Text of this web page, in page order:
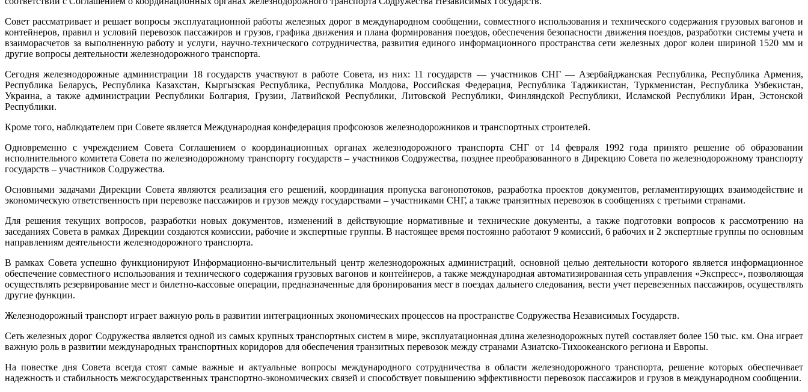
создания
по
железнодорожному
транспорту
государств
участников
Содружества
Совет рассматривает и решает вопросы эксплуатационной работы железных дорог в международном сообщении, совместного использования и технического содержания грузовых вагонов и
контейнеров, правил и условий перевозок пассажиров и грузов, графика движения и плана формирования поездов, обеспечения безопасности движения поездов, разработки системы учета и
взаиморасчетов за выполненную работу и услуги, научно-технического сотрудничества, развития единого информационного пространства сети железных дорог колеи шириной 1520 мм и
другие вопросы деятельности железнодорожного транспорта.
Сегодня железнодорожные администрации 18 государств участвуют в работе Совета, из них: 11 государств — участников СНГ — Азербайджанская Республика, Республика Армения,
Республика Беларусь, Республика Казахстан, Кыргызская Республика, Республика Молдова, Российская Федерация, Республика Таджикистан, Туркменистан, Республика Узбекистан,
Украина, а также администрации Республики Болгария, Грузии, Латвийской Республики, Литовской Республики, Финляндской Республики, Исламской Республики Иран, Эстонской
Республики.
Кроме того, наблюдателем при Совете является Международная конфедерация профсоюзов железнодорожников и транспортных строителей.
Одновременно с учреждением Совета Соглашением о координационных органах железнодорожного транспорта СНГ от 14 февраля 1992 года принято решение об образовании
исполнительного комитета Совета по железнодорожному транспорту государств – участников Содружества, позднее преобразованного в Дирекцию Совета по железнодорожному транспорту
государств – участников Содружества.
Основными задачами Дирекции Совета являются реализация его решений, координация пропуска вагонопотоков, разработка проектов документов, регламентирующих взаимодействие и
экономическую ответственность при перевозке пассажиров и грузов между государствами ‒ участниками СНГ, а также транзитных перевозок в сообщениях с третьими странами.
Для решения текущих вопросов, разработки новых документов, изменений в действующие нормативные и технические документы, а также подготовки вопросов к рассмотрению на
заседаниях Совета в рамках Дирекции создаются комиссии, рабочие и экспертные группы. В настоящее время постоянно работают 9 комиссий, 6 рабочих и 2 экспертные группы по основным
направлениям деятельности железнодорожного транспорта.
В рамках Совета успешно функционируют Информационно-вычислительный центр железнодорожных администраций, основной целью деятельности которого является информационное
обеспечение совместного использования и технического содержания грузовых вагонов и контейнеров, а также международная автоматизированная сеть управления «Экспресс», позволяющая
осуществлять резервирование мест и билетно-кассовые операции, предназначенные для бронирования мест в поездах дальнего следования, вести учет перевезенных пассажиров, осуществлять
другие функции.
Железнодорожный транспорт играет важную роль в развитии интеграционных экономических процессов на пространстве Содружества Независимых Государств.
Сеть железных дорог Содружества является одной из самых крупных транспортных систем в мире, эксплуатационная длина железнодорожных путей составляет более 150 тыс. км. Она играет
важную роль в развитии международных транспортных коридоров для обеспечения транзитных перевозок между странами Азиатско-Тихоокеанского региона и Европы.
На повестке дня Совета всегда стоят самые важные и актуальные вопросы международного сотрудничества в области железнодорожного транспорта, решение которых обеспечивает
надежность и стабильность межгосударственных транспортно-экономических связей и способствует повышению эффективности перевозок пассажиров и грузов в международном сообщении.